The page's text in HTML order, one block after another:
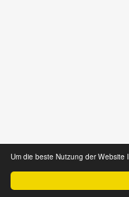
Um die beste Nutzung der Website